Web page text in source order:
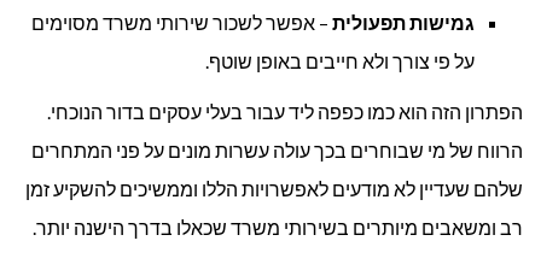
גמישות תפעולית – אפשר לשכור שירותי משרד מסוימים
על פי צורך ולא חייבים באופן שוטף.
הפתרון הזה הוא כמו כפפה ליד עבור בעלי עסקים בדור הנוכחי.
הרווח של מי שבוחרים בכך עולה עשרות מונים על פני המתחרים
שלהם שעדיין לא מודעים לאפשרויות הללו וממשיכים להשקיע זמן
רב ומשאבים מיותרים בשירותי משרד שכאלו בדרך הישנה יותר.